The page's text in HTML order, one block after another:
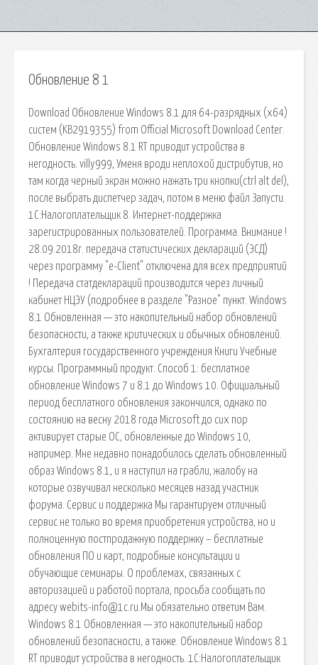
Обновление 8 1
Download Обновление Windows 8.1 для 64-разрядных (x64)
систем (KB2919355) from Official Microsoft Download Center.
Обновление Windows 8.1 RT приводит устройства в
негодность. villy999, Уменя вроди неплохой дистрибутив, но
там когда черный экран можно нажать три кнопки(ctrl alt del),
после выбрать диспетчер задач, потом в меню файл Запусти.
1С:Налогоплательщик 8. Интернет-поддержка
зарегистрированных пользователей. Программа. Внимание !
28.09.2018г. передача статистических деклараций (ЭСД)
через программу "e-Client" отключена для всех предприятий
! Передача статдеклараций производится через личный
кабинет НЦЭУ (подробнее в разделе "Разное" пункт. Windows
8.1 Обновленная — это накопительный набор обновлений
безопасности, а также критических и обычных обновлений.
Бухгалтерия государственного учреждения Книги Учебные
курсы. Программный продукт. Способ 1: бесплатное
обновление Windows 7 и 8.1 до Windows 10. Официальный
период бесплатного обновления закончился, однако по
состоянию на весну 2018 года Microsoft до сих пор
активирует старые ОС, обновленные до Windows 10,
например. Мне недавно понадобилось сделать обновленный
образ Windows 8.1, и я наступил на грабли, жалобу на
которые озвучивал несколько месяцев назад участник
форума. Сервис и поддержка Мы гарантируем отличный
сервис не только во время приобретения устройства, но и
полноценную постпродажную поддержку – бесплатные
обновления ПО и карт, подробные консультации и
обучающие семинары. О проблемах, связанных с
авторизацией и работой портала, просьба сообщать по
адресу webits-info@1c.ru.Мы обязательно ответим Вам.
Windows 8.1 Обновленная — это накопительный набор
обновлений безопасности, а также. Обновление Windows 8.1
RT приводит устройства в негодность. 1С:Налогоплательщик